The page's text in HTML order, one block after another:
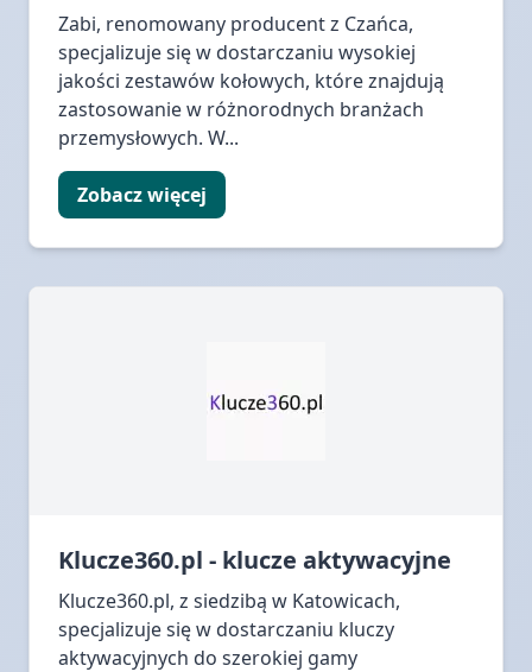
Zabi, renomowany producent z Czańca,
specjalizuje się w dostarczaniu wysokiej
jakości zestawów kołowych, które znajdują
zastosowanie w różnorodnych branżach
przemysłowych. W...
Zobacz więcej
Klucze360.pl - klucze aktywacyjne
Klucze360.pl, z siedzibą w Katowicach,
specjalizuje się w dostarczaniu kluczy
aktywacyjnych do szerokiej gamy